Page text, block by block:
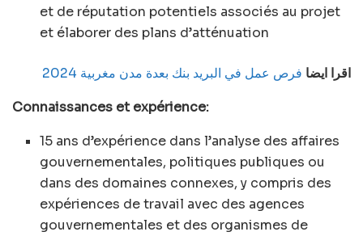
et de réputation potentiels associés au projet
et élaborer des plans d’atténuation
اقرا ايضا فرص عمل في البريد بنك بعدة مدن مغربية 2024
Connaissances et expérience:
15 ans d’expérience dans l’analyse des affaires
gouvernementales, politiques publiques ou
dans des domaines connexes, y compris des
expériences de travail avec des agences
gouvernementales et des organismes de